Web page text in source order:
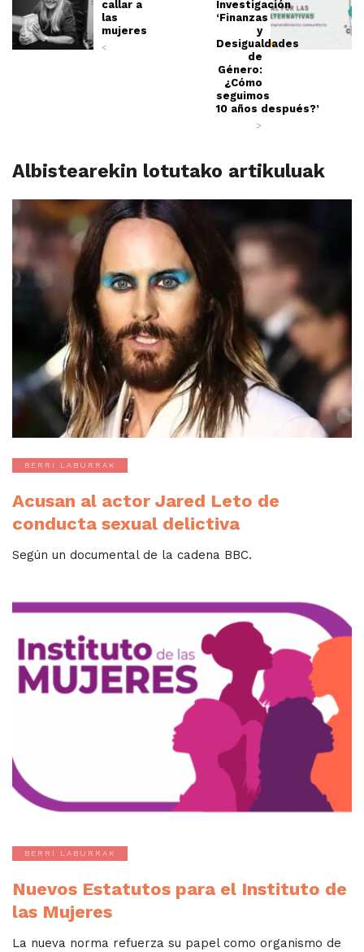
callar a
las
mujeres
<
Investigación
‘Finanzas
y
Desigualdades
de
Género:
¿Cómo
seguimos
10 años después?’
>
Albistearekin lotutako artikuluak
BERRI LABURRAK
Acusan al actor Jared Leto de
conducta sexual delictiva
Según un documental de la cadena BBC.
BERRI LABURRAK
Nuevos Estatutos para el Instituto de
las Mujeres
La nueva norma refuerza su papel como organismo de